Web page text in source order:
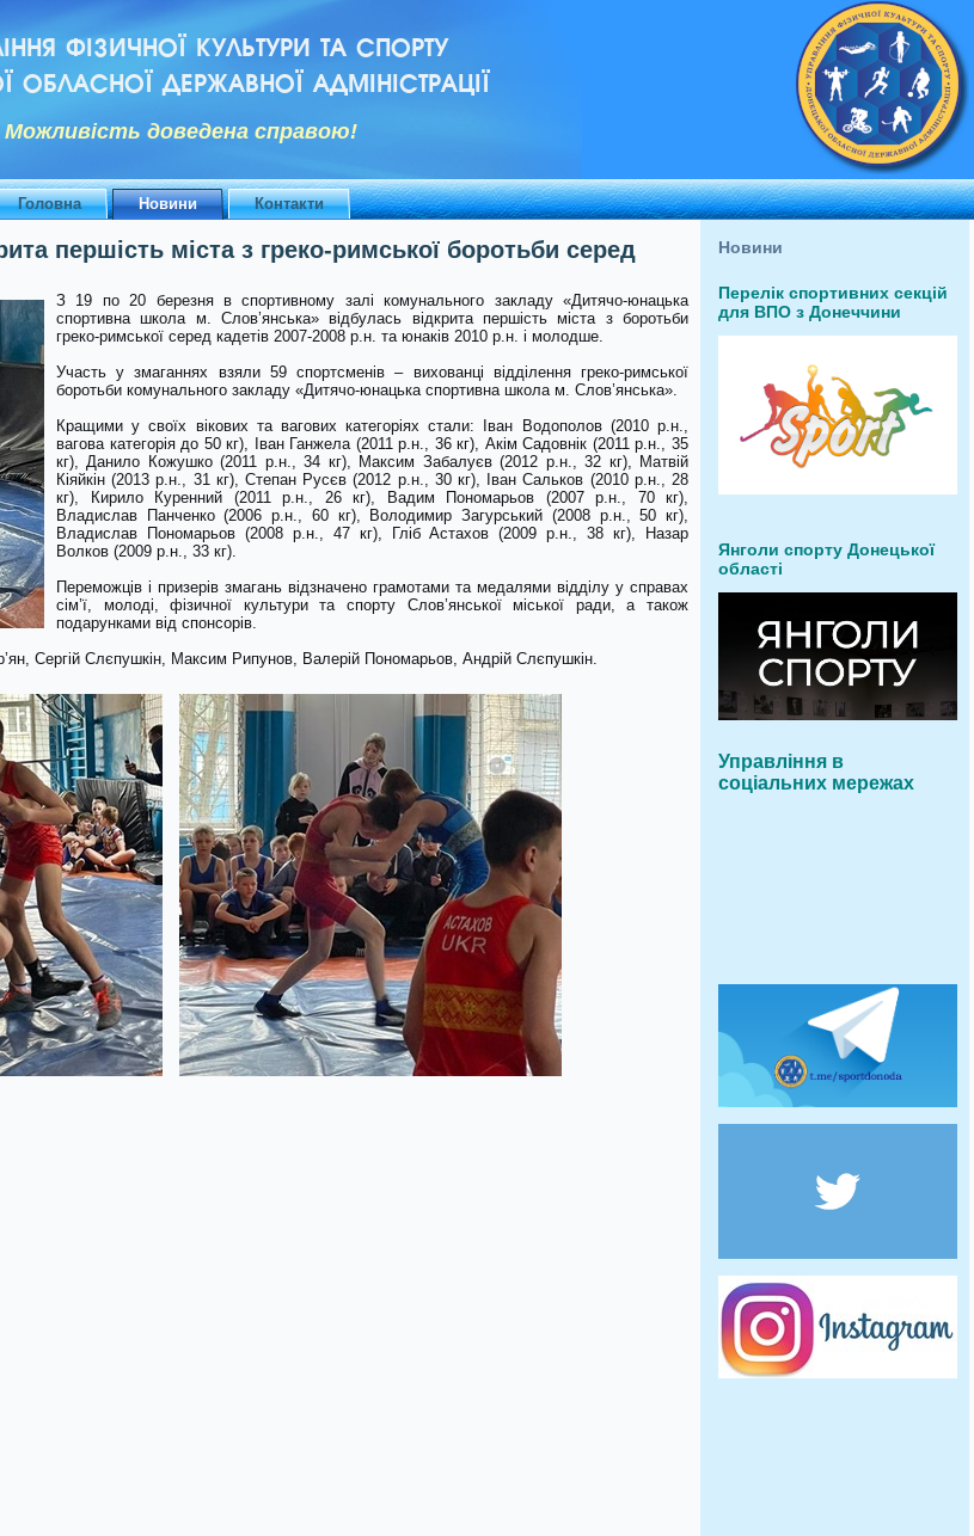
ФІЗИЧНОЇ КУЛЬТУРИ ТА СПОРТУ
ОБЛАСНОЇ ДЕРЖАВНОЇ АДМІНІСТРАЦІЇ
Можливiсть доведена справою!
Головна Новини Контакти
першість міста з греко-римської боротьби серед
З 19 по 20 березня в спортивному залі комунального закладу «Дитячо-юнацька
спортивна школа м. Слов’янська» відбулась відкрита першість міста з боротьби
греко-римської серед кадетів 2007-2008 р.н. та юнаків 2010 р.н. і молодше.
Участь у змаганнях взяли 59 спортсменів – вихованці відділення греко-римської
боротьби комунального закладу «Дитячо-юнацька спортивна школа м. Слов’янська».
Кращими у своїх вікових та вагових категоріях стали: Іван Водополов (2010 р.н.,
вагова категорія до 50 кг), Іван Ганжела (2011 р.н., 36 кг), Акім Садовнік (2011 р.н., 35
кг), Данило Кожушко (2011 р.н., 34 кг), Максим Забалуєв (2012 р.н., 32 кг), Матвій
Кіяйкін (2013 р.н., 31 кг), Степан Русєв (2012 р.н., 30 кг), Іван Сальков (2010 р.н., 28
кг), Кирило Куренний (2011 р.н., 26 кг), Вадим Пономарьов (2007 р.н., 70 кг),
Владислав Панченко (2006 р.н., 60 кг), Володимир Загурський (2008 р.н., 50 кг),
Владислав Пономарьов (2008 р.н., 47 кг), Гліб Астахов (2009 р.н., 38 кг), Назар
Волков (2009 р.н., 33 кг).
Переможців і призерів змагань відзначено грамотами та медалями відділу у справах
сім’ї, молоді, фізичної культури та спорту Слов’янської міської ради, а також
подарунками від спонсорів.
Сергій Слєпушкін, Максим Рипунов, Валерій Пономарьов, Андрій Слєпушкін.
Новини
Перелік спортивних секцій
для ВПО з Донеччини
Янголи спорту Донецької
області
Управління в
соціальних мережах